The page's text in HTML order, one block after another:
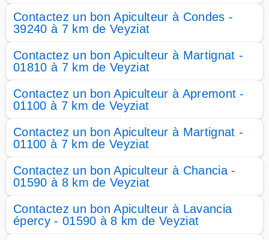
Contactez un bon Apiculteur à Condes -
39240 à 7 km de Veyziat
Contactez un bon Apiculteur à Martignat -
01810 à 7 km de Veyziat
Contactez un bon Apiculteur à Apremont -
01100 à 7 km de Veyziat
Contactez un bon Apiculteur à Martignat -
01100 à 7 km de Veyziat
Contactez un bon Apiculteur à Chancia -
01590 à 8 km de Veyziat
Contactez un bon Apiculteur à Lavancia
épercy - 01590 à 8 km de Veyziat